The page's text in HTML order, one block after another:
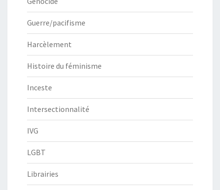
Guerre/pacifisme
Harcèlement
Histoire du féminisme
Inceste
Intersectionnalité
IVG
LGBT
Librairies